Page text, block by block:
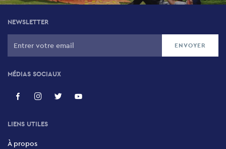
NEWSLETTER
MÉDIAS SOCIAUX
LIENS UTILES
À propos